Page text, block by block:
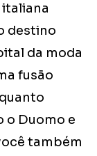
destino
da moda
fusão
o Duomo e
também